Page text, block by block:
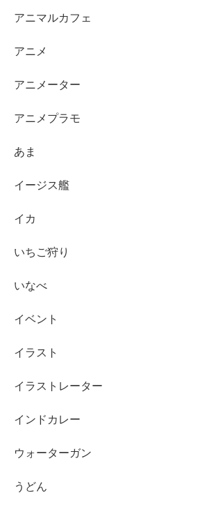
アニマルカフェ
アニメ
アニメーター
アニメプラモ
あま
イージス艦
イカ
いちご狩り
いなべ
イベント
イラスト
イラストレーター
インドカレー
ウォーターガン
うどん